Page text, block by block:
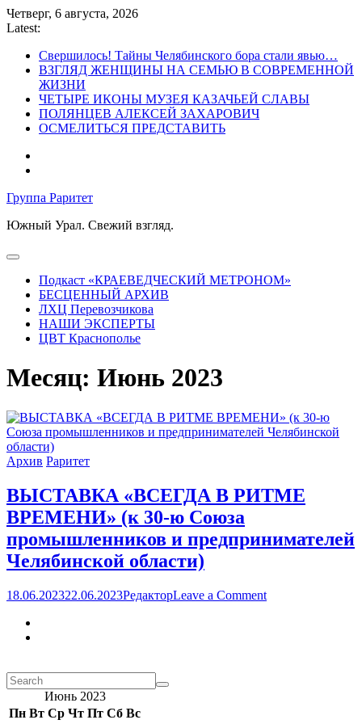
Skip
to
Четверг, 6 августа, 2026
Latest:
Свершилось! Тайны Челябинского бора стали явью…
ВЗГЛЯД ЖЕНЩИНЫ НА СЕМЬЮ В СОВРЕМЕННОЙ
ЖИЗНИ
ЧЕТЫРЕ ИКОНЫ МУЗЕЯ КАЗАЧЬЕЙ СЛАВЫ
ПОЛЯНЦЕВ АЛЕКСЕЙ ЗАХАРОВИЧ
ОСМЕЛИТЬСЯ ПРЕДСТАВИТЬ
Группа Раритет
Южный Урал. Свежий взгляд.
Подкаст «КРАЕВЕДЧЕСКИЙ МЕТРОНОМ»
БЕСЦЕННЫЙ АРХИВ
ЛХЦ Перевозчикова
НАШИ ЭКСПЕРТЫ
ЦВТ Краснополье
Месяц: Июнь 2023
Архив Раритет
ВЫСТАВКА «ВСЕГДА В РИТМЕ
ВРЕМЕНИ» (к 30-ю Союза
промышленников и предпринимателей
Челябинской области)
18.06.202322.06.2023РедакторLeave a Commenton
Июнь 2023
Пн Вт Ср Чт Пт Сб Вс